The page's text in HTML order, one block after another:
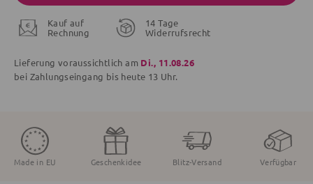
Kauf auf
Rechnung
14 Tage
Widerrufsrecht
Lieferung voraussichtlich am Di., 11.08.26
bei Zahlungseingang bis heute 13 Uhr.
Made in EU Geschenkidee Blitz-Versand Verfügbar